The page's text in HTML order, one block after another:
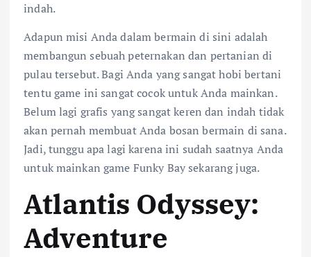
indah.
Adapun misi Anda dalam bermain di sini adalah
membangun sebuah peternakan dan pertanian di
pulau tersebut. Bagi Anda yang sangat hobi bertani
tentu game ini sangat cocok untuk Anda mainkan.
Belum lagi grafis yang sangat keren dan indah tidak
akan pernah membuat Anda bosan bermain di sana.
Jadi, tunggu apa lagi karena ini sudah saatnya Anda
untuk mainkan game Funky Bay sekarang juga.
Atlantis Odyssey:
Adventure